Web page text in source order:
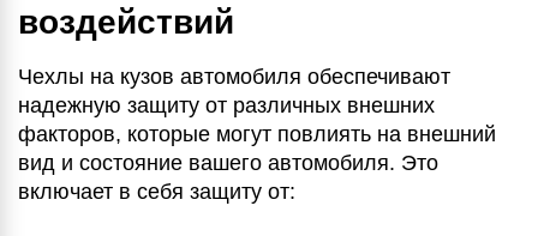
воздействий
Чехлы на кузов автомобиля обеспечивают
надежную защиту от различных внешних
факторов, которые могут повлиять на внешний
вид и состояние вашего автомобиля. Это
включает в себя защиту от: